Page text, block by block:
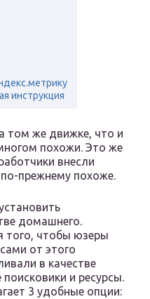
инструкция
том же движке, что и
похожи. Это же
внесли
прежнему похоже.
домашнего.
того, чтобы юзеры
от этого
в качестве
и ресурсы.
3 удобные опции: